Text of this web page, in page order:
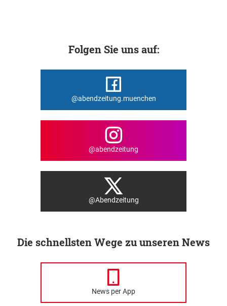
Folgen Sie uns auf:
@abendzeitung.muenchen
@abendzeitung
@Abendzeitung
Die schnellsten Wege zu unseren News
News per App